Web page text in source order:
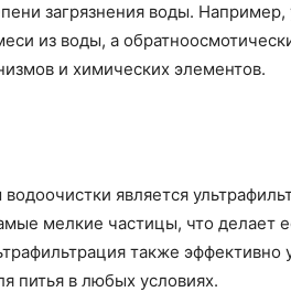
загрязнения воды.
из воды, а
и химических элементов.
является
мелкие частицы, что делает
также эффективно
питья в любых условиях.